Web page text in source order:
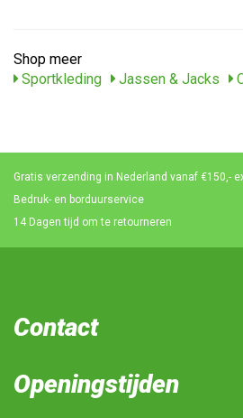
Shop meer
Sportkleding
Jassen & Jacks
Gratis verzending in Nederland vanaf €150,-
Bedruk- en borduurservice
14 Dagen tijd om te retourneren
Contact
Openingstijden